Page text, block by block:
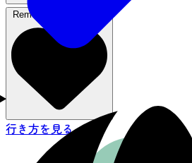
Remove from favorites
行き方を見る